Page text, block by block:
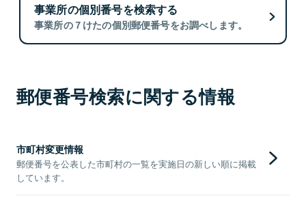
事業所の個別番号を検索する
事業所の７けたの個別郵便番号をお調べします。
郵便番号検索に関する情報
市町村変更情報
郵便番号を公表した市町村の一覧を実施日の新しい順に掲載
しています。